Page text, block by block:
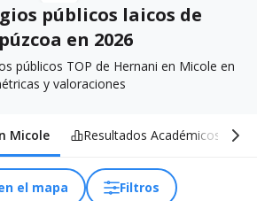
públicos laicos de
en 2026
públicos TOP de Hernani en Micole en
y valoraciones
Micole Resultados Académicos
el mapa Filtros